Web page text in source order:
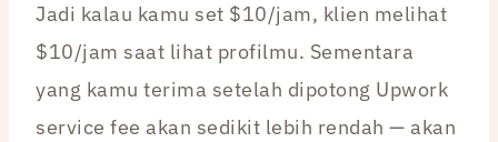
Jadi kalau kamu set $10/jam, klien melihat
$10/jam saat lihat profilmu. Sementara
yang kamu terima setelah dipotong Upwork
service fee akan sedikit lebih rendah — akan